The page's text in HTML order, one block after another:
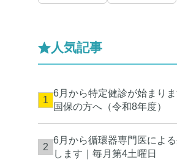
人気記事
6月から特定健診が始まり
国保の方へ（令和8年度）
6月から循環器専門医によ
します｜毎月第4土曜日